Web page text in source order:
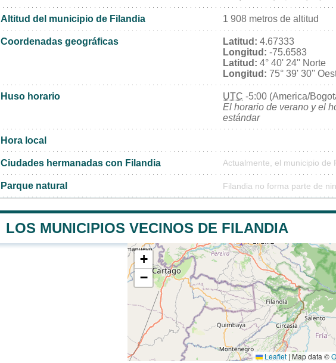
Altitud del municipio de Filandia 1 908 metros de altitud
Coordenadas geográficas Latitud: 4.67333
Longitud: -75.6583
Latitud: 4° 40' 24'' Norte
Longitud: 75° 39' 30''
Huso horario UTC -5:00 (America/
El horario de verano y el
estándar
Hora local
Ciudades hermanadas con Filandia Actualmente, el municipio de
Parque natural Filandia no forma parte de
LOS MUNICIPIOS VECINOS DE FILANDIA
+
−
Leaflet | Map data ©